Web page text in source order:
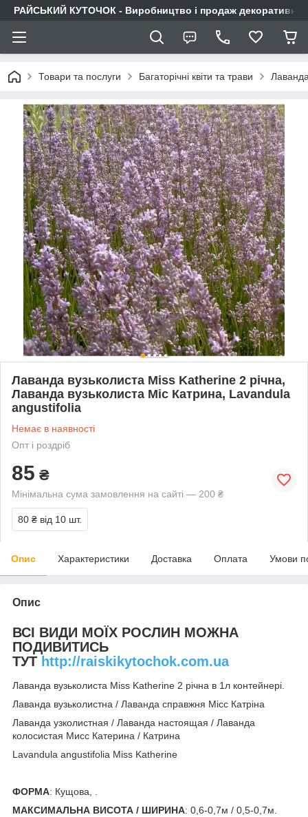
РАЙСЬКИЙ КУТОЧОК - Виробництво і продаж декоративних
Товари та послуги Багаторічні квіти та трави
Лаванда вузьколиста Miss Katherine 2 річна,
Лаванда вузьколиста Міс Катрина, Lavandula
angustifolia
Немає в наявності
Опт і роздріб
85 ₴
Мінімальна сума замовлення на сайті — 200 ₴
80 ₴ від 10 шт.
Опис Характеристики Доставка Оплата Умови
Опис
ВСІ ВИДИ МОЇХ РОСЛИН МОЖНА
ПОДИВИТИСЬ
ТУТ http://raiskikytochok.com.ua
Лаванда вузьколиста Miss Katherine 2 річна в 1л контейнері.
Лаванда вузьколистна / Лаванда справжня Місс Катріна
Лаванда узколистная / Лаванда настоящая / Лаванда
колосистая Мисс Катерина / Катрина
Lavandula angustifolia Miss Katherine
ФОРМА: Кущова, .
МАКСИМАЛЬНА ВИСОТА / ШИРИНА: 0,6-0,7м / 0,5-0,7м.